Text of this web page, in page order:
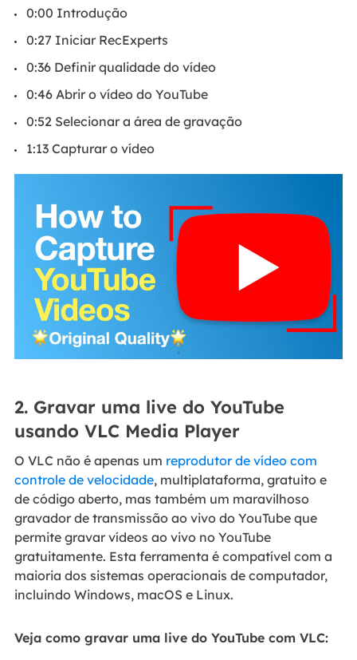
0:00 Introdução
0:27 Iniciar RecExperts
0:36 Definir qualidade do vídeo
0:46 Abrir o vídeo do YouTube
0:52 Selecionar a área de gravação
1:13 Capturar o vídeo
2. Gravar uma live do YouTube
usando VLC Media Player
O VLC não é apenas um reprodutor de vídeo com
controle de velocidade, multiplataforma, gratuito e
de código aberto, mas também um maravilhoso
gravador de transmissão ao vivo do YouTube que
permite gravar vídeos ao vivo no YouTube
gratuitamente. Esta ferramenta é compatível com a
maioria dos sistemas operacionais de computador,
incluindo Windows, macOS e Linux.
Veja como gravar uma live do YouTube com VLC: